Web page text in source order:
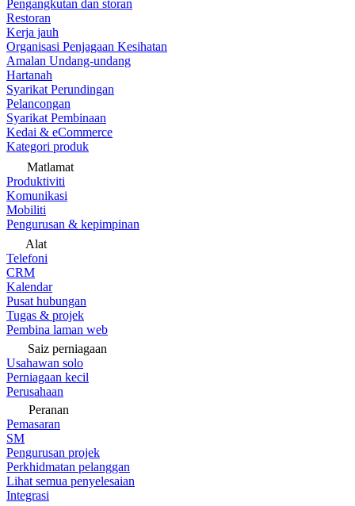
Pengangkutan dan storan
Restoran
Kerja jauh
Organisasi Penjagaan Kesihatan
Amalan Undang-undang
Hartanah
Syarikat Perundingan
Pelancongan
Syarikat Pembinaan
Kedai & eCommerce
Kategori produk
Matlamat
Produktiviti
Komunikasi
Mobiliti
Pengurusan & kepimpinan
Alat
Telefoni
CRM
Kalendar
Pusat hubungan
Tugas & projek
Pembina laman web
Saiz perniagaan
Usahawan solo
Perniagaan kecil
Perusahaan
Peranan
Pemasaran
SM
Pengurusan projek
Perkhidmatan pelanggan
Lihat semua penyelesaian
Integrasi